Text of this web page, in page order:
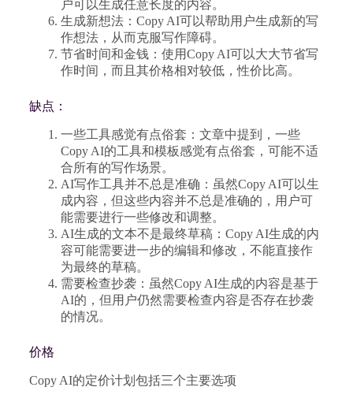
户可以生成任意长度的内容。
生成新想法：Copy AI可以帮助用户生成新的写
作想法，从而克服写作障碍。
节省时间和金钱：使用Copy AI可以大大节省写
作时间，而且其价格相对较低，性价比高。
缺点：
一些工具感觉有点俗套：文章中提到，一些
Copy AI的工具和模板感觉有点俗套，可能不适
合所有的写作场景。
AI写作工具并不总是准确：虽然Copy AI可以生
成内容，但这些内容并不总是准确的，用户可
能需要进行一些修改和调整。
AI生成的文本不是最终草稿：Copy AI生成的内
容可能需要进一步的编辑和修改，不能直接作
为最终的草稿。
需要检查抄袭：虽然Copy AI生成的内容是基于
AI的，但用户仍然需要检查内容是否存在抄袭
的情况。
价格
Copy AI的定价计划包括三个主要选项